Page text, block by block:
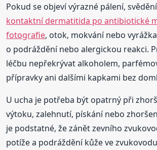
Pokud se objeví výrazné pálení,
kontaktní dermatitida po antibiotické
fotografie, otok, mokvání nebo
o podráždění nebo alergickou reakci.
léčbu nepřekrývat alkoholem,
přípravky ani dalšími kapkami bez
U ucha je potřeba být opatrný při
výtoku, zalehnutí, pískání nebo
je podstatné, že zánět zevního
potíže a podráždění kůže ve